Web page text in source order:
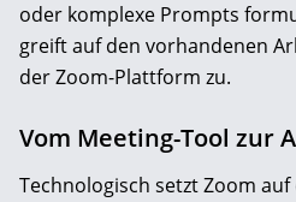
oder komplexe Prompts
greift auf den vorhandenen
der Zoom-Plattform zu.
Vom Meeting-Tool zur
Technologisch setzt Zoom